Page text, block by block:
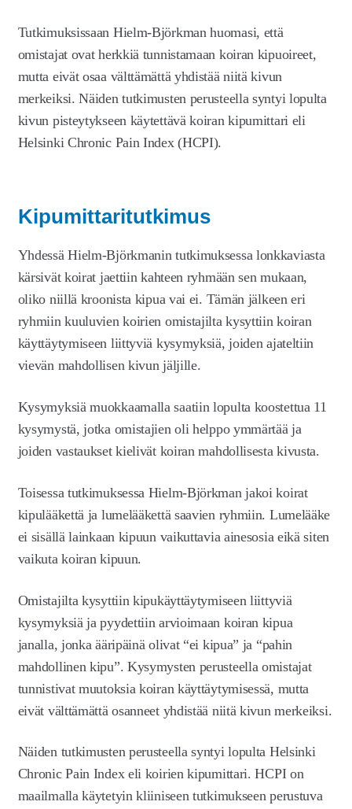
Tutkimuksissaan Hielm-Björkman huomasi, että
omistajat ovat herkkiä tunnistamaan koiran kipuoireet,
mutta eivät osaa välttämättä yhdistää niitä kivun
merkeiksi. Näiden tutkimusten perusteella syntyi lopulta
kivun pisteytykseen käytettävä koiran kipumittari eli
Helsinki Chronic Pain Index (HCPI).
Kipumittaritutkimus
Yhdessä Hielm-Björkmanin tutkimuksessa lonkkaviasta
kärsivät koirat jaettiin kahteen ryhmään sen mukaan,
oliko niillä kroonista kipua vai ei. Tämän jälkeen eri
ryhmiin kuuluvien koirien omistajilta kysyttiin koiran
käyttäytymiseen liittyviä kysymyksiä, joiden ajateltiin
vievän mahdollisen kivun jäljille.
Kysymyksiä muokkaamalla saatiin lopulta koostettua 11
kysymystä, jotka omistajien oli helppo ymmärtää ja
joiden vastaukset kielivät koiran mahdollisesta kivusta.
Toisessa tutkimuksessa Hielm-Björkman jakoi koirat
kipulääkettä ja lumelääkettä saavien ryhmiin. Lumelääke
ei sisällä lainkaan kipuun vaikuttavia ainesosia eikä siten
vaikuta koiran kipuun.
Omistajilta kysyttiin kipukäyttäytymiseen liittyviä
kysymyksiä ja pyydettiin arvioimaan koiran kipua
janalla, jonka ääripäinä olivat “ei kipua” ja “pahin
mahdollinen kipu”. Kysymysten perusteella omistajat
tunnistivat muutoksia koiran käyttäytymisessä, mutta
eivät välttämättä osanneet yhdistää niitä kivun merkeiksi.
Näiden tutkimusten perusteella syntyi lopulta Helsinki
Chronic Pain Index eli koirien kipumittari. HCPI on
maailmalla käytetyin kliiniseen tutkimukseen perustuva